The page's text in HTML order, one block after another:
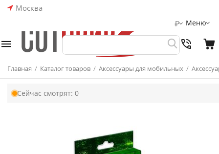
Москва
Меню
₽
Главная / Каталог товаров / Аксессуары для мобильных /
Сейчас смотрят: 0